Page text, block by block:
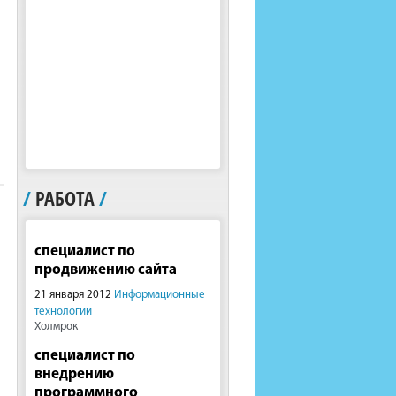
/ РАБОТА/
специалист по
продвижению сайта
21 января 2012 Информационные
технологии
Холмрок
специалист по
внедрению
программного